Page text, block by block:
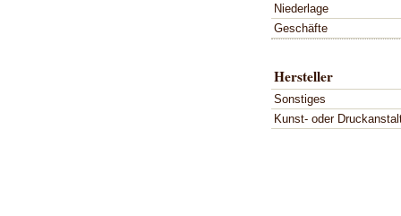
Niederlage
Geschäfte
Hersteller
Sonstiges
Kunst- oder